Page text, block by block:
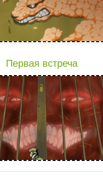
Первая встреча